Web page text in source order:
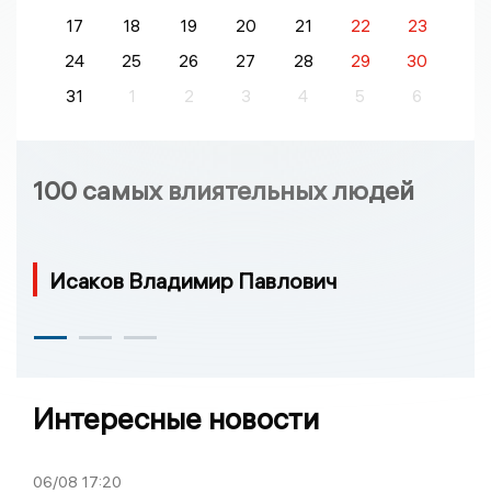
17
18 19 20 21 22
23
24
25 26 27 28 29
30
31
1 2 3 4 5 6
100 самых влиятельных людей
Исаков Владимир Павлович
Интересные новости
06/08 17:20